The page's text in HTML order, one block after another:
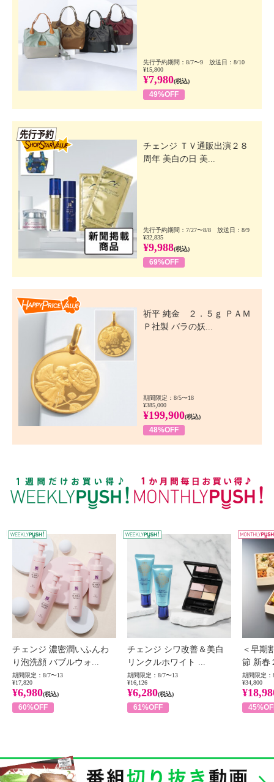
先行予約期間：8/7〜9 放送日：8/10
¥15,800
¥7,980(税込)
49%OFF
チェンジ ＴＶ通販出演２８
周年 美白の日 美...
先行予約期間：7/27〜8/8 放送日：8/9
¥32,835
¥9,988(税込)
69%OFF
祈平 純金 ２．５ｇ ＰＡＭ
Ｐ社製 バラの妖...
期間限定：8/5〜18
¥385,000
¥199,900(税込)
48%OFF
WEEKLY PUSH
チェンジ 濃密潤いふんわ
り泡洗顔 バブルウォ...
期間限定：8/7〜13
¥17,820
¥6,980(税込)
60%OFF
チェンジ シワ改善＆美白
リンクルホワイト ...
期間限定：8/7〜13
¥16,126
¥6,280(税込)
61%OFF
＜早期
節 新春
期間限定：
¥34,800